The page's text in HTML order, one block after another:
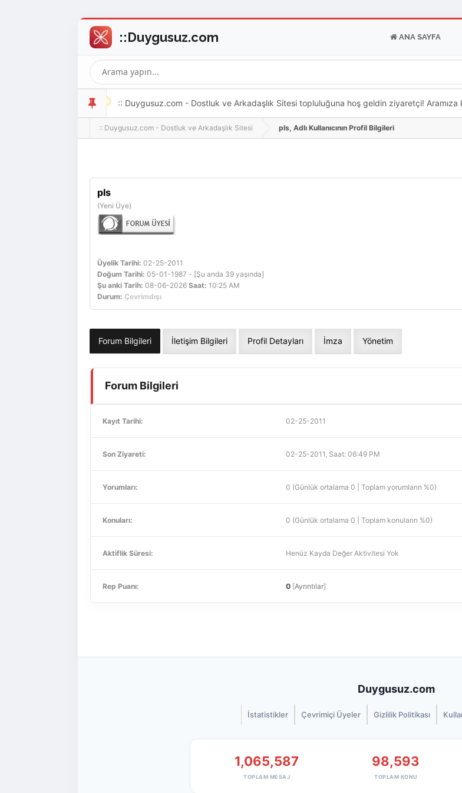
ANA SAYFA
:: Duygusuz.com - Dostluk ve Arkadaşlık Sitesi topluluğuna hoş geldin ziyaretçi! Aramıza
oldukça kolay ve zahmetsizdir.
:: Duygusuz.com - Dostluk ve Arkadaşlık Sitesi pls, Adlı Kullanıcının Profil Bilgileri
pls
(Yeni Üye)
Üyelik Tarihi: 02-25-2011
Doğum Tarihi: 05-01-1987 - [Şu anda 39 yaşında]
Şu anki Tarih: 08-06-2026 Saat: 10:25 AM
Durum: Çevrimdışı
Forum Bilgileri İletişim Bilgileri Profil Detayları İmza Yönetim
Forum Bilgileri
Kayıt Tarihi: 02-25-2011
Son Ziyareti: 02-25-2011, Saat: 06:49 PM
Yorumları: 0 (Günlük ortalama 0 | Toplam yorumların %0)
Konuları: 0 (Günlük ortalama 0 | Toplam konuların %0)
Aktiflik Süresi: Henüz Kayda Değer Aktivitesi Yok
Rep Puanı: 0 [Ayrıntılar]
Duygusuz.com
İstatistikler Çevrimiçi Üyeler Gizlilik Politikası
1,065,587
TOPLAM MESAJ
98,593
TOPLAM KONU